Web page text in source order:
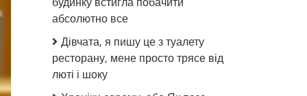
абсолютно все
Дівчата, я пишу це з туалету
ресторану, мене просто трясе від
люті і шоку